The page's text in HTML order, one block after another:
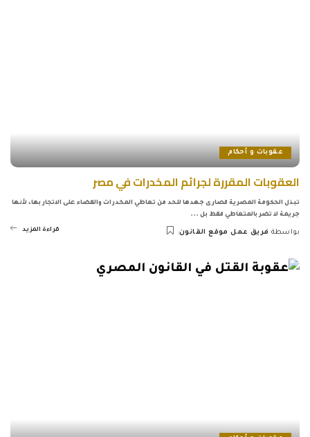
عقوبات و أحكام
العقوبات المقررة لجرائم المخدرات في مصر
تبذل الحكومة المصرية قصارى جهدها للحد من تعاطي المخدرات والقضاء على الاتجار بها، لأنها
جريمة لا تضر بالمتعاطي فقط بل ...
Posted
بواسطة فريق عمل موقع القانون قراءة المزيد